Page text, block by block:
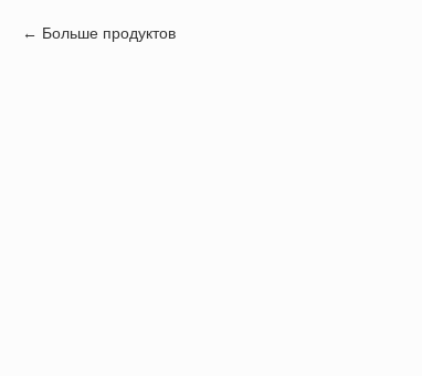
Больше продуктов